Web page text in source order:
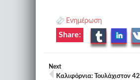
Ενημέρωση
Share:
Next
Καλιφόρνια: Τουλάχιστον